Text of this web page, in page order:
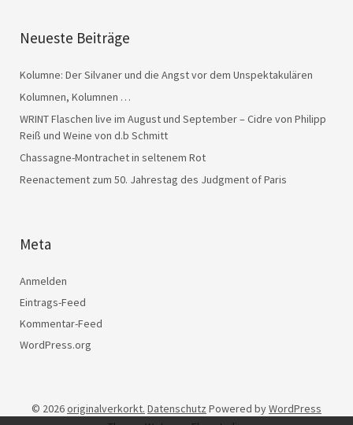
Neueste Beiträge
Kolumne: Der Silvaner und die Angst vor dem Unspektakulären
Kolumnen, Kolumnen …
WRINT Flaschen live im August und September – Cidre von Philipp
Reiß und Weine von d.b Schmitt
Chassagne-Montrachet in seltenem Rot
Reenactement zum 50. Jahrestag des Judgment of Paris
Meta
Anmelden
Eintrags-Feed
Kommentar-Feed
WordPress.org
© 2026originalverkorkt. Datenschutz Powered byWordPress